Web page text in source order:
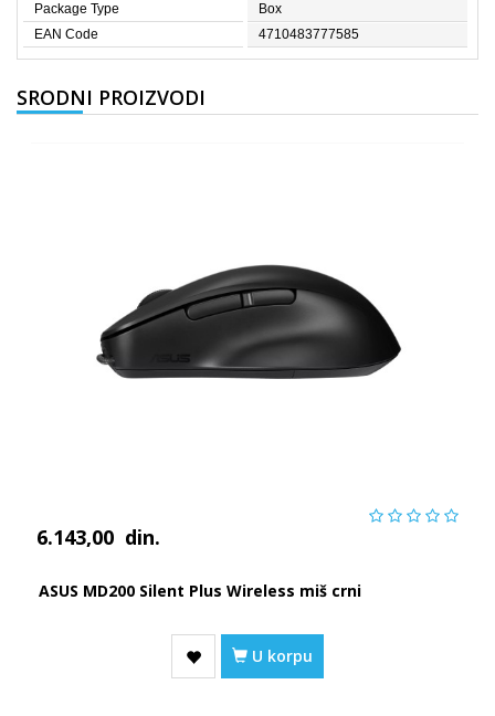
Package Type
Box
EAN Code
4710483777585
SRODNI PROIZVODI
6.143,00 din.
ASUS MD200 Silent Plus Wireless miš crni
U korpu